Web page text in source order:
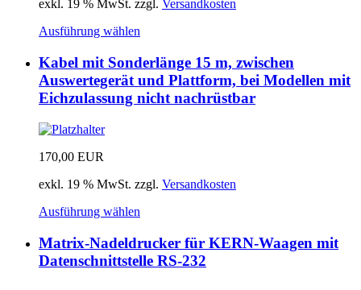
exkl. 19 % MwSt. zzgl. Versandkosten
Ausführung wählen
Kabel mit Sonderlänge 15 m, zwischen
Auswertegerät und Plattform, bei Modellen mit
Eichzulassung nicht nachrüstbar
170,00 EUR
exkl. 19 % MwSt. zzgl. Versandkosten
Ausführung wählen
Matrix-Nadeldrucker für KERN-Waagen mit
Datenschnittstelle RS-232